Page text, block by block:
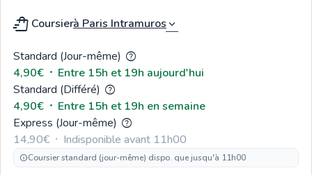
shopping_bag_speed Coursier expand_more
Standard (Jour-même) help
Entre 15h et 19h aujourd'hui
  ⸱
4,90€
Standard (Différé) help
Entre 15h et 19h en semaine
  ⸱
4,90€
Express (Jour-même) help
Indisponible avant 11h00
  ⸱
14,90€
infoCoursier standard (jour-même) dispo. que jusqu'à 11h00